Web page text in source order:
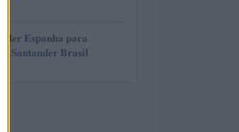
Espanha para
Santander Brasil